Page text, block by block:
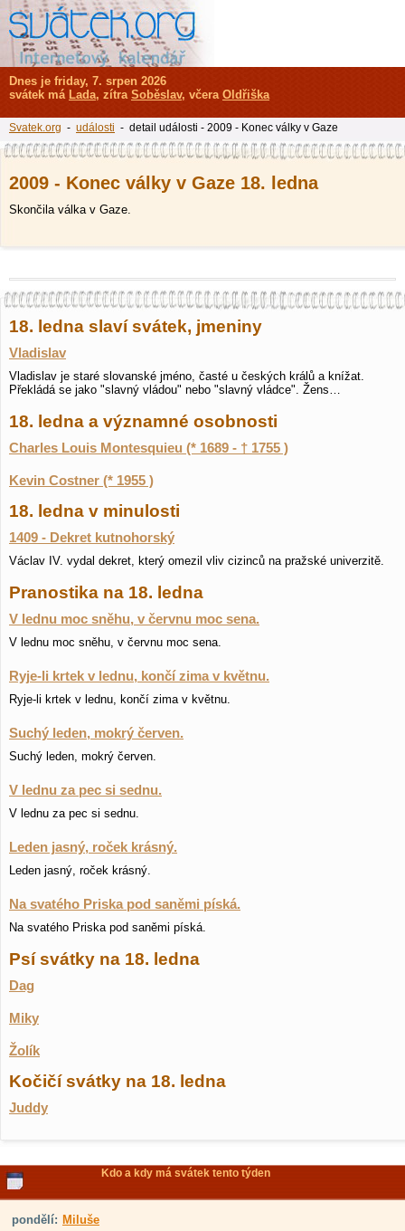
2009 - Konec války v Gaze 18. ledna
Skončila válka v Gaze.
18. ledna slaví svátek, jmeniny
Vladislav
Vladislav je staré slovanské jméno, časté u českých králů a knížat.
Překládá se jako "slavný vládou" nebo "slavný vládce". Žens…
18. ledna a významné osobnosti
Charles Louis Montesquieu (* 1689 - † 1755 )
Kevin Costner (* 1955 )
18. ledna v minulosti
1409 - Dekret kutnohorský
Václav IV. vydal dekret, který omezil vliv cizinců na pražské univerzitě.
Pranostika na 18. ledna
V lednu moc sněhu, v červnu moc sena.
V lednu moc sněhu, v červnu moc sena.
Ryje-li krtek v lednu, končí zima v květnu.
Ryje-li krtek v lednu, končí zima v květnu.
Suchý leden, mokrý červen.
Suchý leden, mokrý červen.
V lednu za pec si sednu.
V lednu za pec si sednu.
Leden jasný, roček krásný.
Leden jasný, roček krásný.
Na svatého Priska pod saněmi píská.
Na svatého Priska pod saněmi píská.
Psí svátky na 18. ledna
Dag
Miky
Žolík
Kočičí svátky na 18. ledna
Juddy
Kdo a kdy má svátek tento týden
pondělí: Miluše
Dnes je friday, 7. srpen 2026
svátek má Lada, zítra Soběslav, včera Oldřiška
Svatek.org - události - detail události - 2009 - Konec války v Gaze